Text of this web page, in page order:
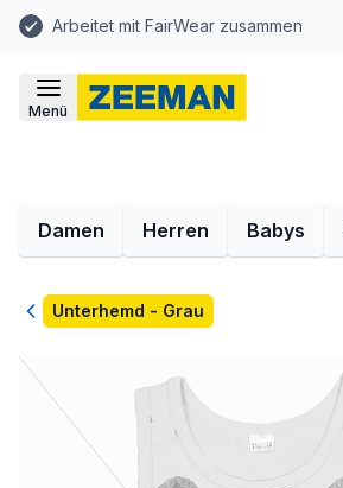
Arbeitet mit FairWear zusammen
Menü
Damen Herren Babys
ZurückUnterhemd - Grau